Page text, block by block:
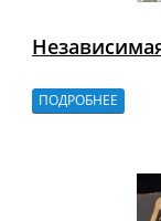
ПОДРОБНЕЕ